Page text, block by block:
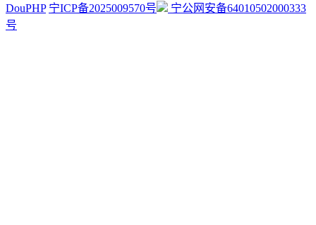
DouPHP 宁ICP备2025009570号
宁公网安备64010502000333
号